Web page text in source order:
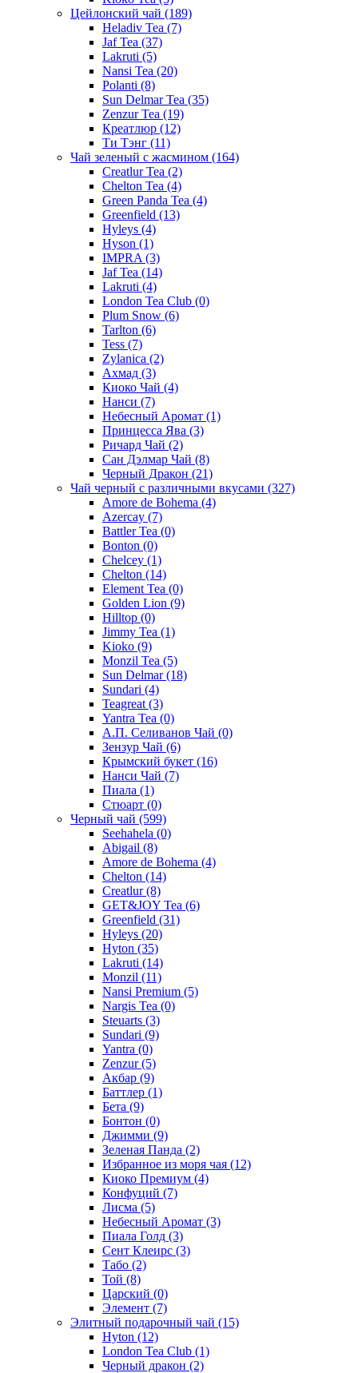
Цейлонский чай (189)
Heladiv Tea (7)
Jaf Tea (37)
Lakruti (5)
Nansi Tea (20)
Polanti (8)
Sun Delmar Tea (35)
Zenzur Tea (19)
Креатлюр (12)
Ти Тэнг (11)
Чай зеленый с жасмином (164)
Creatlur Tea (2)
Chelton Tea (4)
Green Panda Tea (4)
Greenfield (13)
Hyleys (4)
Hyson (1)
IMPRA (3)
Jaf Tea (14)
Lakruti (4)
London Tea Club (0)
Plum Snow (6)
Tarlton (6)
Tess (7)
Zylanica (2)
Ахмад (3)
Киоко Чай (4)
Нанси (7)
Небесный Аромат (1)
Принцесса Ява (3)
Ричард Чай (2)
Сан Дэлмар Чай (8)
Черный Дракон (21)
Чай черный с различными вкусами (327)
Amore de Bohema (4)
Azercay (7)
Battler Tea (0)
Bonton (0)
Chelcey (1)
Chelton (14)
Element Tea (0)
Golden Lion (9)
Hilltop (0)
Jimmy Tea (1)
Kioko (9)
Monzil Tea (5)
Sun Delmar(18)
Sundari (4)
Teagreat (3)
Yantra Tea (0)
А.П. Селиванов Чай (0)
Зензур Чай (6)
Крымский букет (16)
Нанси Чай (7)
Пиала (1)
Стюарт (0)
Черный чай (599)
Seehahela (0)
Abigail (8)
Amore de Bohema (4)
Chelton (14)
Creatlur(8)
GET&JOY Tea (6)
Greenfield (31)
Hyleys (20)
Hyton (35)
Lakruti (14)
Monzil (11)
Nansi Premium (5)
Nargis Tea (0)
Steuarts (3)
Sundari (9)
Yantra (0)
Zenzur(5)
Акбар (9)
Баттлер (1)
Бета (9)
Бонтон (0)
Джимми (9)
Зеленая Панда (2)
Избранное из моря чая (12)
Киоко Премиум (4)
Конфуций (7)
Лисма (5)
Небесный Аромат (3)
Пиала Голд (3)
Сент Клеирс (3)
Табо (2)
Той (8)
Царский (0)
Элемент (7)
Элитный подарочный чай (15)
Hyton (12)
London Tea Club (1)
Черный дракон (2)